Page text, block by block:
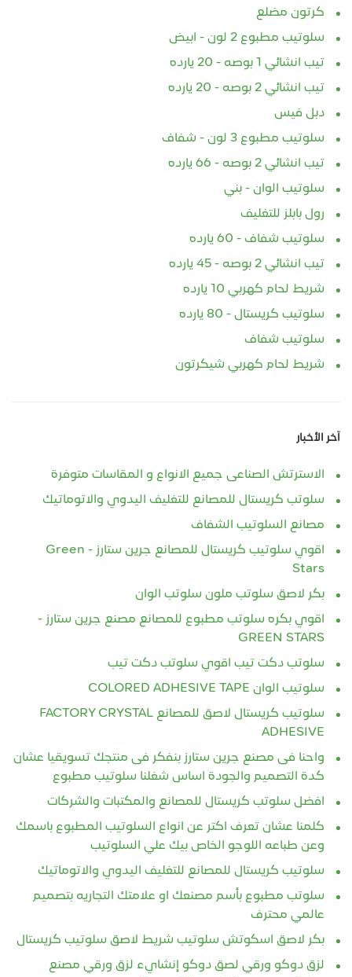
كرتون مضلع
سلوتيب مطبوع 2 لون - ابيض
تيب انشائي 1 بوصه - 20 يارده
تيب انشائي 2 بوصه - 20 يارده
دبل فيس
سلوتيب مطبوع 3 لون - شفاف
تيب انشائي 2 بوصه - 66 يارده
سلوتيب الوان - بني
رول بابلز للتغليف
سلوتيب شفاف - 60 يارده
تيب انشائي 2 بوصه - 45 يارده
شريط لحام كهربي 10 يارده
سلوتيب كريستال - 80 يارده
سلوتيب شفاف
شريط لحام كهربي شيكرتون
آخر الأخبار
الاسترتش الصناعى جميع الانواع و المقاسات متوفرة
سلوتب كريستال للمصانع للتغليف اليدوي والاتوماتيك
مصانع السلوتيب الشفاف
اقوي سلوتيب كريستال للمصانع جرين ستارز - Green
Stars
بكر لاصق سلوتب ملون سلوتب الوان
اقوي بكره سلوتب مطبوع للمصانع مصنع جرين ستارز -
GREEN STARS
سلوتب دكت تيب اقوي سلوتب دكت تيب
سلوتيب الوان COLORED ADHESIVE TAPE
سلوتيب كريستال لاصق للمصانع FACTORY CRYSTAL
ADHESIVE
واحنا فى مصنع جرين ستارز بنفكر فى منتجك تسويقيا عشان
كدة التصميم والجودة اساس شغلنا سلوتيب مطبوع
افضل سلوتب كريستال للمصانع والمكتبات والشركات
كلمنا عشان تعرف اكتر عن انواع السلوتيب المطبوع باسمك
وعن طباعه اللوجو الخاص بيك علي السلوتيب
سلوتيب كريستال للمصانع للتغليف اليدوي والاتوماتيك
سلوتب مطبوع بأسم مصنعك او علامتك التجاريه بتصميم
عالمي محترف
بكر لاصق اسكوتش سلوتيب شريط لاصق سلوتيب كريستال
لزق دوكو ورقي لصق دوكو إنشايء لزق ورقي مصنع